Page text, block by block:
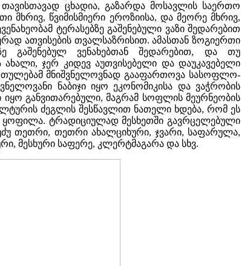
თავისთავად ცხადია, გაზარდა მოსავლის საერთო
წვიმისმიერი ეროზიისა, და მეორე მხრივ,
ტერასებზე გაშენებული ვაზი შედარებით
ათვისების თვალსაზრისით. ამასთან ზოგიერთი
გაშენებულ ვენახებთან შედარებით, და თუ
ჯერ კიდევ აუთვისებელი და დაუკავებელი
მნიშვნელოვნად გააფართოვა სასოფლო-
ნაბიჯი იყო ეკონომიკისა და ვაჭრობის
განვითარებული, მაგრამ სოფლის მეურნეობის
ძეგლის შესწავლით ნათელი ხდება, რომ ეს
ტრადიციულად მესხეთში გავრცელებული
თეთრი, თეთრი ახალციხური, ჯვარი, საფარულა,
მესხური საფერე, კლერტმაგარა და სხვ.